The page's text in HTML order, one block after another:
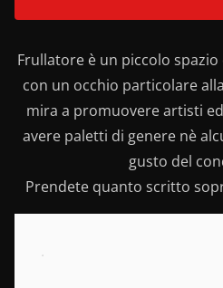
Frullatore è un piccolo
con un occhio particolare
mira a promuovere artisti
avere paletti di genere nè
gusto del
Prendete quanto scritto
.